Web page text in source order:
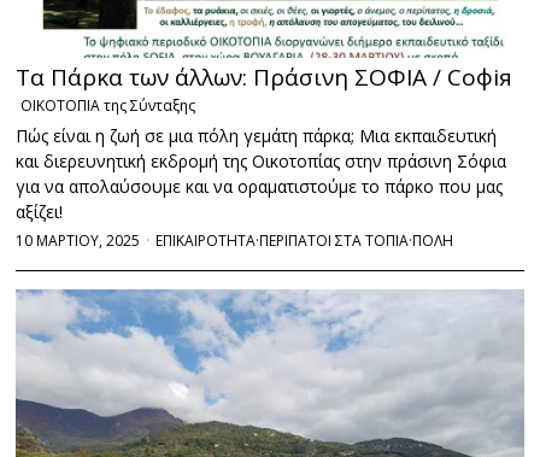
Τα Πάρκα των άλλων: Πράσινη ΣΟΦΙΑ / Софія
ΟΙΚΟΤΟΠΙΑ της Σύνταξης
Πώς είναι η ζωή σε μια πόλη γεμάτη πάρκα; Μια εκπαιδευτική
και διερευνητική εκδρομή της Οικοτοπίας στην πράσινη Σόφια
για να απολαύσουμε και να οραματιστούμε το πάρκο που μας
αξίζει!
10 ΜΑΡΤΙΟΥ, 2025 ΕΠΙΚΑΙΡΟΤΗΤΑ·ΠΕΡΙΠΑΤΟΙ ΣΤΑ ΤΟΠΙΑ·ΠΟΛΗ